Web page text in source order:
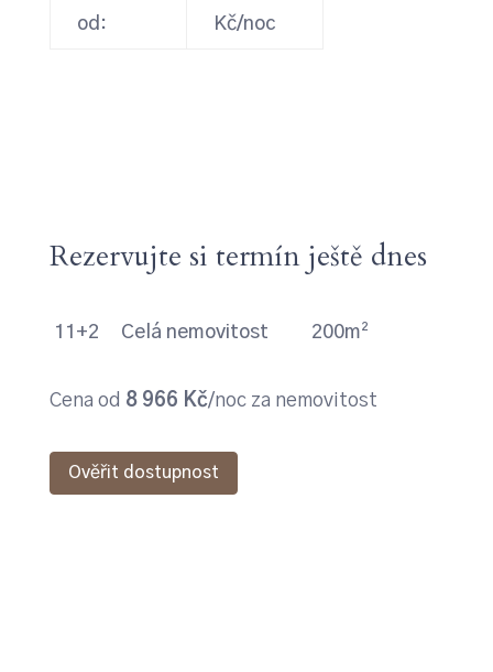
od:
Kč/noc
Rezervujte si termín ještě dnes
11+2 Celá nemovitost 200m²
Cena od 8 966 Kč/noc za nemovitost
Ověřit dostupnost